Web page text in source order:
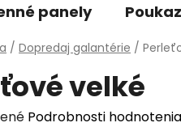
panely
/ Dopredaj galantérie /
velké
Podrobnosti hodnotenia